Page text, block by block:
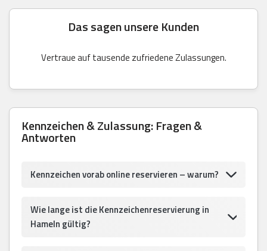
Das sagen unsere Kunden
Vertraue auf tausende zufriedene Zulassungen.
Kennzeichen & Zulassung: Fragen &
Antworten
Kennzeichen vorab online reservieren – warum?
Wie lange ist die Kennzeichenreservierung in
Hameln gültig?